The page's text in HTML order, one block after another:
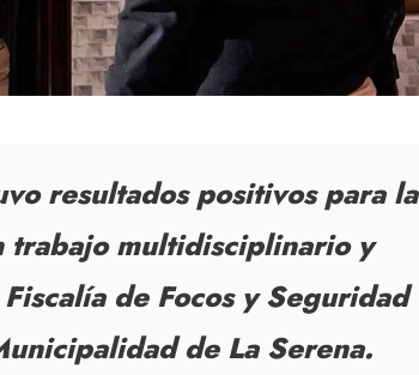
resultados positivos para la
trabajo multidisciplinario y
de Focos y Seguridad
de La Serena.